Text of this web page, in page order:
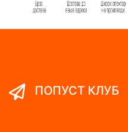
ПОПУСТ КЛУБ